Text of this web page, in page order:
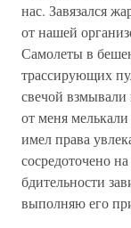
нас. Завязался
от нашей
Самолеты в
трассирующих
свечой взмывали
от меня
имел права
сосредоточено
бдительности
выполняю его